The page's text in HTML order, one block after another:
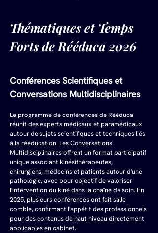
Thématiques et Temps
Forts de Rééduca 2026
Conférences Scientifiques et
Conversations Multidisciplinaires
Le programme de conférences de Rééduca
réunit des experts médicaux et paramédicaux
autour de sujets scientifiques et techniques liés
à la rééducation. Les Conversations
Multidisciplinaires offrent un format participatif
unique associant kinésithérapeutes,
chirurgiens, médecins et patients autour d'une
pathologie, avec pour objectif de valoriser
l'intervention du kiné dans la chaîne de soin. En
2025, plusieurs conférences ont fait salle
comble, confirmant l'appétit des professionnels
pour des contenus de haut niveau directement
applicables en cabinet.